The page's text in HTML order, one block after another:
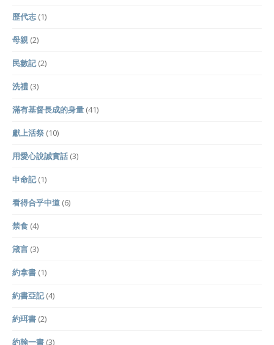
歷代志 (1)
母親 (2)
民數記(2)
洗禮 (3)
滿有基督長成的身量 (41)
獻上活祭 (10)
用愛心說誠實話 (3)
申命記(1)
看得合乎中道 (6)
禁食 (4)
箴言 (3)
約拿書 (1)
約書亞記(4)
約珥書 (2)
約翰一書 (3)